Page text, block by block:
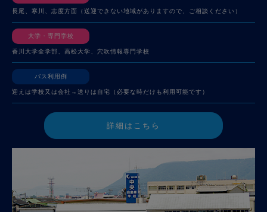
長尾、寒川、志度方面（送迎できない地域がありますので、ご相談ください）
大学・専門学校
香川大学全学部、高松大学、穴吹情報専門学校
バス利用例
迎えは学校又は会社→送りは自宅（必要な時だけも利用可能です）
詳細はこちら